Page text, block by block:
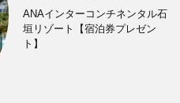
ANAインターコンチネンタル石
垣リゾート【宿泊券プレゼン
ト】